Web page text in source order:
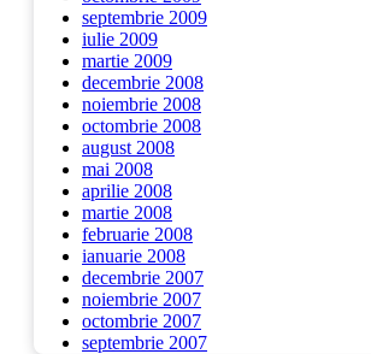
septembrie 2009
iulie 2009
martie 2009
decembrie 2008
noiembrie 2008
octombrie 2008
august 2008
mai 2008
aprilie 2008
martie 2008
februarie 2008
ianuarie 2008
decembrie 2007
noiembrie 2007
octombrie 2007
septembrie 2007